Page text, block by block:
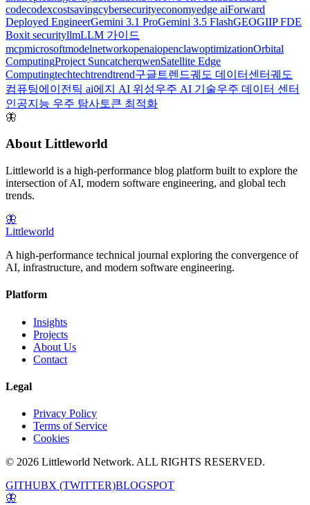
codecodexcostsavingcybersecurityeconomyedge aiForward
Deployed EngineerGemini 3.1 ProGemini 3.5 FlashGEOGIIP FDE
Boxit securityllmLLM 가이드
mcpmicrosoftmodelnetworkopenaiopenclawoptimizationOrbital
ComputingProject SuncatcherqwenSatellite Edge
Computingtechtechtrendtrend구글트렌드궤도 데이터센터궤도
컴퓨팅에이전틱 ai에지 AI 위성우주 AI 기술우주 데이터 센터
인공지능 우주 탐사토큰 최적화
🦋
About Littleworld
Littleworld is a high-performance blog platform built to explore the
intersection of AI, modern software engineering, and global tech
trends.
🦋
Littleworld
A high-performance technical journal exploring the convergence of
AI, infrastructure, and modern software engineering.
Platform
Insights
Projects
About Us
Contact
Legal
Privacy Policy
Terms of Service
Cookies
© 2026 Littleworld Network. ALL RIGHTS RESERVED.
GITHUBX (TWITTER)BLOGSPOT
🦋